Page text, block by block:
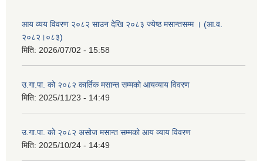
आय व्यय विवरण २०८२ साउन देखि २०८३ ज्येष्ठ मसान्तसम्म । (आ.व.
२०८२।०८३)
मिति: 2026/07/02 - 15:58
उ.गा.पा. को २०८२ कार्तिक मसान्त सम्मको आयव्याय विवरण
मिति: 2025/11/23 - 14:49
उ.गा.पा. को २०८२ असोज मसान्त सम्मको आय व्याय विवरण
मिति: 2025/10/24 - 14:49